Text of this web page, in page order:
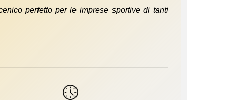
perfetto per le imprese sportive di tanti